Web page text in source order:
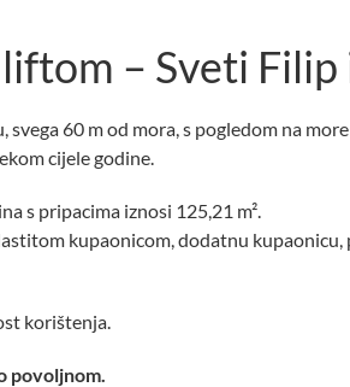
– Sveti Filip
60 m od mora, s pogledom na
cijele godine.
s pripacima iznosi 125,21 m².
kupaonicom, dodatnu
korištenja.
povoljnom.